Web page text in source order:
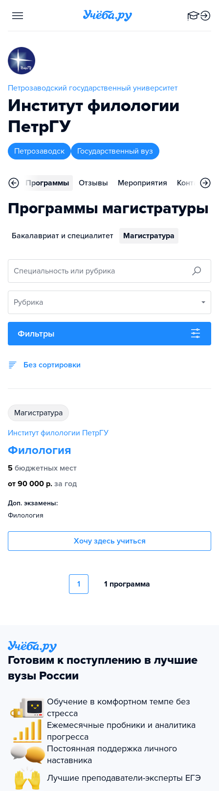
Петрозаводский государственный университет
Институт филологии
ПетрГУ
Петрозаводск Государственный вуз
Программы Отзывы Мероприятия Контакты
Программы магистратуры
Бакалавриат и специалитет Магистратура
Специальность или рубрика
Рубрика
Фильтры
Без сортировки
магистратура
Институт филологии ПетрГУ
Филология
5 бюджетных мест
от 90 000 р. за год
Доп. экзамены:
Филология
Хочу здесь учиться
1 1 программа
Готовим к поступлению в лучшие
вузы России
Обучение в комфортном темпе без
стресса
Ежемесячные пробники и аналитика
прогресса
Постоянная поддержка личного
наставника
Лучшие преподаватели-эксперты ЕГЭ